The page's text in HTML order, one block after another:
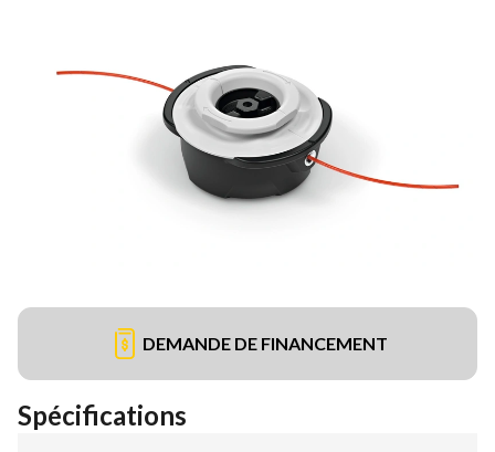
DEMANDE DE FINANCEMENT
Spécifications